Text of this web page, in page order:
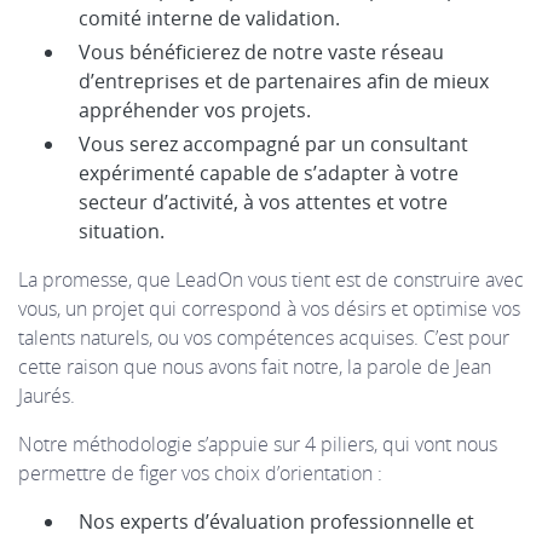
comité interne de validation.
Vous bénéficierez de notre vaste réseau
d’entreprises et de partenaires afin de mieux
appréhender vos projets.
Vous serez accompagné par un consultant
expérimenté capable de s’adapter à votre
secteur d’activité, à vos attentes et votre
situation.
La promesse, que LeadOn vous tient est de construire avec
vous, un projet qui correspond à vos désirs et optimise vos
talents naturels, ou vos compétences acquises. C’est pour
cette raison que nous avons fait notre, la parole de Jean
Jaurés.
Notre méthodologie s’appuie sur 4 piliers, qui vont nous
permettre de figer vos choix d’orientation :
Nos experts d’évaluation professionnelle et